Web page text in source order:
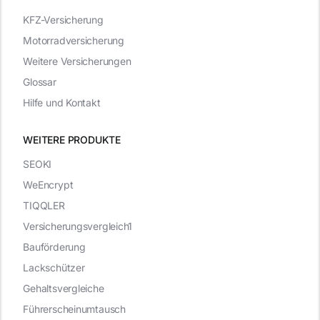
WEITERE PRODUKTE
KFZ-Versicherung
Motorradversicherung
Weitere Versicherungen
Glossar
Hilfe und Kontakt
SEOKI
WeEncrypt
TIQQLER
Versicherungsvergleich1
Bauförderung
Lackschützer
Gehaltsvergleiche
Führerscheinumtausch